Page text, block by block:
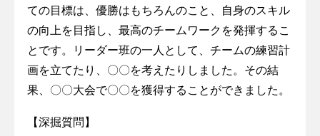
ての目標は、優勝はもちろんのこと、自身のスキル
の向上を目指し、最高のチームワークを発揮するこ
とです。リーダー班の一人として、チームの練習計
画を立てたり、〇〇を考えたりしました。その結
果、〇〇大会で〇〇を獲得することができました。
【深掘質問】